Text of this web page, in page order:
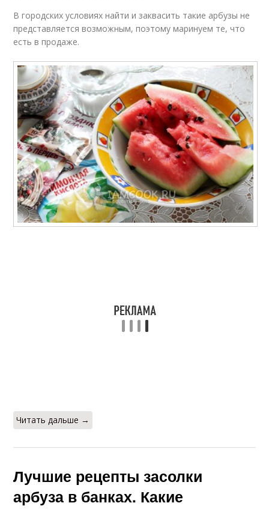
В городских условиях найти и заквасить такие арбузы не
представляется возможным, поэтому маринуем те, что
есть в продаже.
Читать дальше →
Лучшие рецепты засолки
арбуза в банках. Какие